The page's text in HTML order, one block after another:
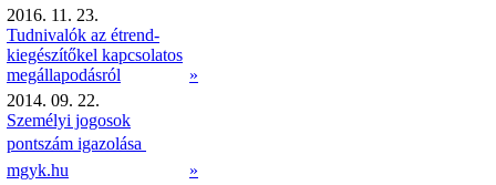
2016. 11. 23.
Tudnivalók az étrend-
kiegészítőkel kapcsolatos
megállapodásról
»
2014. 09. 22.
Személyi jogosok
pontszám igazolása 
mgyk.hu
»